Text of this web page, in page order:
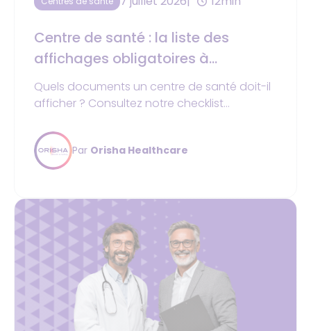
Centre de santé : la liste des
affichages obligatoires à
respecter
Quels documents un centre de santé doit-il
afficher ? Consultez notre checklist
tarifs, RGPD, ERP et salariés.
Par Orisha Healthcare